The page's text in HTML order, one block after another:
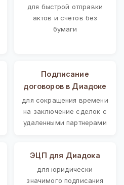
для быстрой отправки
актов и счетов без
бумаги
Подписание
договоров в Диадоке
для сокращения времени
на заключение сделок с
удаленными партнерами
ЭЦП для Диадока
для юридически
значимого подписания